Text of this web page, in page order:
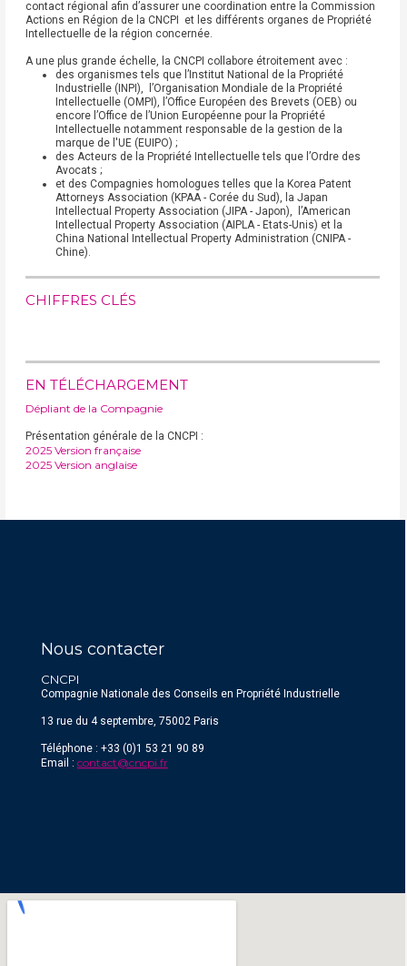
contact régional afin d’assurer une coordination entre la Commission
Actions en Région de la CNCPI et les différents organes de Propriété
Intellectuelle de la région concernée.
A une plus grande échelle, la CNCPI collabore étroitement avec :
des organismes tels que l’Institut National de la Propriété
Industrielle (INPI), l’Organisation Mondiale de la Propriété
Intellectuelle (OMPI), l’Office Européen des Brevets (OEB) ou
encore l’Office de l’Union Européenne pour la Propriété
Intellectuelle notamment responsable de la gestion de la
marque de l'UE (EUIPO) ;
des Acteurs de la Propriété Intellectuelle tels que l’Ordre des
Avocats ;
et des Compagnies homologues telles que la Korea Patent
Attorneys Association (KPAA - Corée du Sud), la Japan
Intellectual Property Association (JIPA - Japon), l’American
Intellectual Property Association (AIPLA - Etats-Unis) et la
China National Intellectual Property Administration (CNIPA -
Chine).
CHIFFRES CLÉS
EN TÉLÉCHARGEMENT
Dépliant de la Compagnie
Présentation générale de la CNCPI :
2025 Version française
2025 Version anglaise
Nous contacter
CNCPI
Compagnie Nationale des Conseils en Propriété Industrielle
13 rue du 4 septembre, 75002 Paris
Téléphone : +33 (0)1 53 21 90 89
Email : contact@cncpi.fr